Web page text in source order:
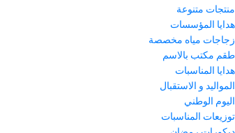
منتجات متنوعة
هدايا المؤسسات
زجاجات مياه مخصصة
طقم مكتب بالاسم
هدايا المناسبات
المواليد و الاستقبال
اليوم الوطني
توزيعات المناسبات